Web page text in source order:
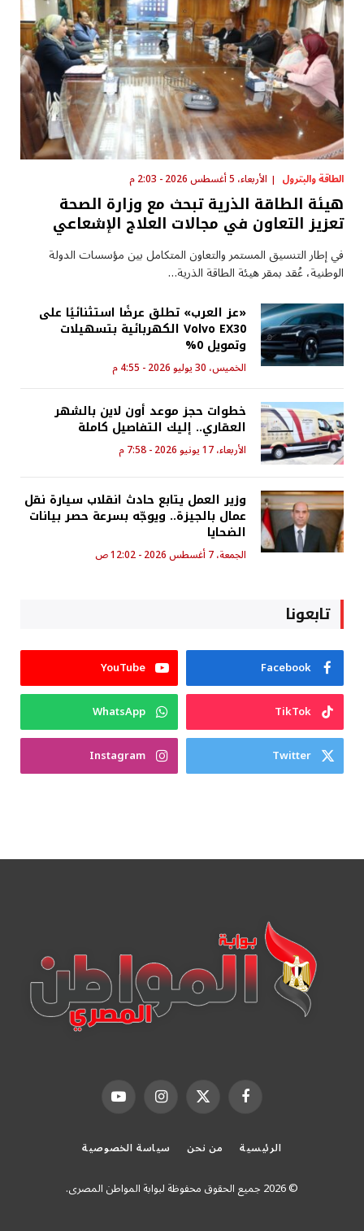
الطاقة والبترول الأربعاء، 5 أغسطس 2026 - 2:03 م
هيئة الطاقة الذرية تبحث مع وزارة الصحة
تعزيز التعاون في مجالات العلاج الإشعاعي
في إطار التنسيق المستمر والتعاون المتكامل بين مؤسسات الدولة
الوطنية، عُقد بمقر هيئة الطاقة الذرية…
«عز العرب» تطلق عرضًا استثنائيًا على
Volvo EX30 الكهربائية بتسهيلات
وتمويل 0%
الخميس، 30 يوليو 2026 - 4:55 م
خطوات حجز موعد أون لاين بالشهر
العقاري.. إليك التفاصيل كاملة
الأربعاء، 17 يونيو 2026 - 7:58 م
وزير العمل يتابع حادث انقلاب سيارة نقل
عمال بالجيزة.. ويوجّه بسرعة حصر بيانات
الضحايا
الجمعة، 7 أغسطس 2026 - 12:02 ص
تابعونا
Facebook
YouTube
TikTok
WhatsApp
Twitter
Instagram
فيسبوك X الانستغراميوتيوب
الرئيسية من نحن سياسة الخصوصية
© 2026 جميع الحقوق محفوظة لبوابة المواطن المصرى.